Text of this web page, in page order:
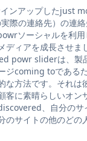
ンアップしたjust
際の連絡先）の連
ソーシャルを利用
ディアを成長させま
powr sliderは、製
ジcoming toである
な方法です。それは
客に素晴らしいオン
、自分の
のサイトの他のどの